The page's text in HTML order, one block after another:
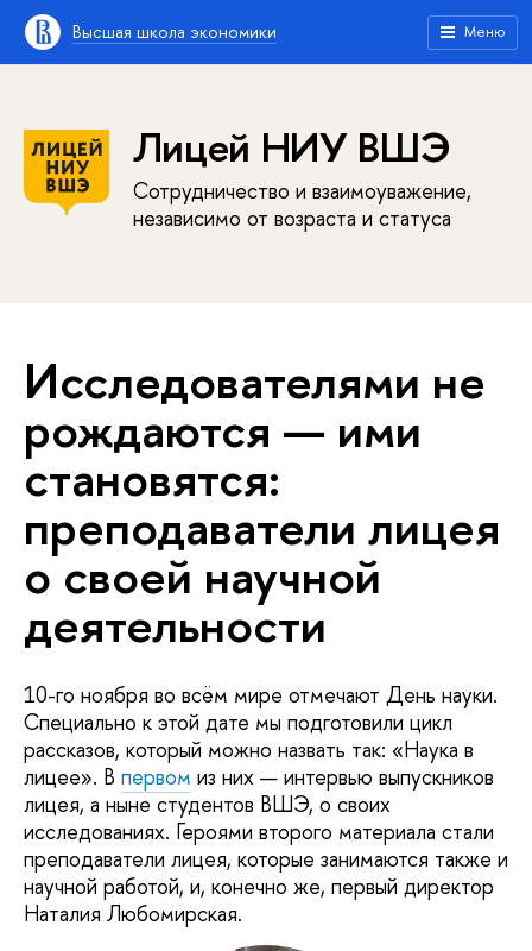
Высшая школа экономики Меню
Лицей НИУ ВШЭ
Сотрудничество и взаимоуважение,
независимо от возраста и статуса
Исследователями не
рождаются — ими
становятся:
преподаватели лицея
о своей научной
деятельности
10-го ноября во всём мире отмечают День науки.
Специально к этой дате мы подготовили цикл
рассказов, который можно назвать так: «Наука в
лицее». В первом из них — интервью выпускников
лицея, а ныне студентов ВШЭ, о своих
исследованиях. Героями второго материала стали
преподаватели лицея, которые занимаются также и
научной работой, и, конечно же, первый директор
Наталия Любомирская.